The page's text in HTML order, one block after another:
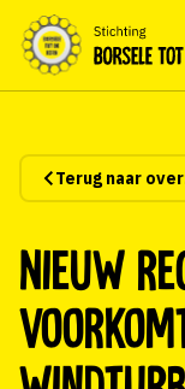
Terug naar
Nieuw